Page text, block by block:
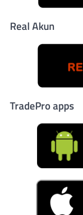
Real Akun
TradePro apps